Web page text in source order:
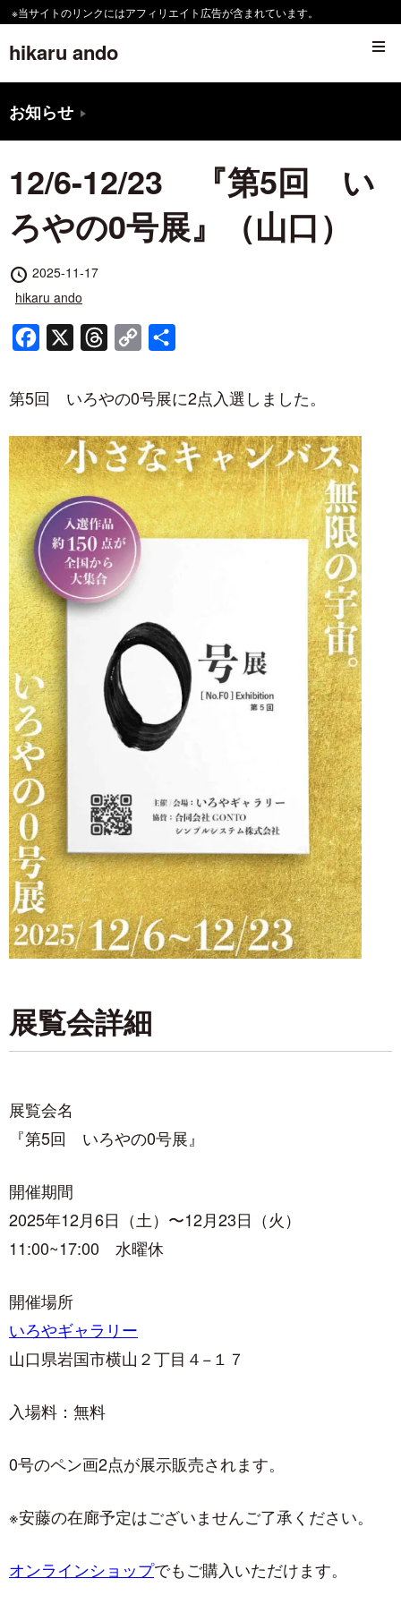
コ
ン
ツ
移
す
る
※当サイトのリンクにはアフィリエイト広告が含まれています。
hikaru ando
お知らせ
12/6-12/23 『第5回 い
ろやの0号展』（山口）
投
日
2025-11-17
投
者
hikaru ando
Facebook ThreadsCopy
第5回 いろやの0号展に2点入選しました。
展覧会詳細
展覧会名
『第5回 いろやの0号展』
開催期間
2025年12月6日（土）〜12月23日（火）
11:00~17:00 水曜休
開催場所
いろやギャラリー
山口県岩国市横山２丁目４−１７
入場料：無料
0号のペン画2点が展示販売されます。
※安藤の在廊予定はございませんご了承ください。
オンラインショップでもご購入いただけます。